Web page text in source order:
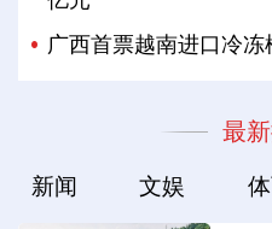
广西首票越南进口冷冻
最
新闻 文娱